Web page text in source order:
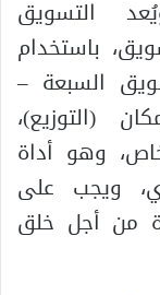
التسويق
باستخدام
السبعة –
(التوزيع)،
وهو أداة
ويجب على
من أجل خلق